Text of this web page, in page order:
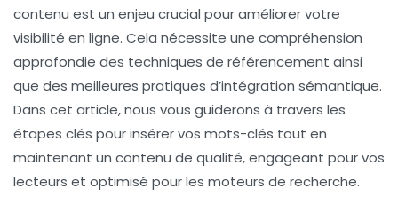
contenu est un enjeu crucial pour améliorer votre
visibilité en ligne. Cela nécessite une compréhension
approfondie des techniques de référencement ainsi
que des meilleures pratiques d’intégration sémantique.
Dans cet article, nous vous guiderons à travers les
étapes clés pour insérer vos mots-clés tout en
maintenant un contenu de qualité, engageant pour vos
lecteurs et optimisé pour les moteurs de recherche.